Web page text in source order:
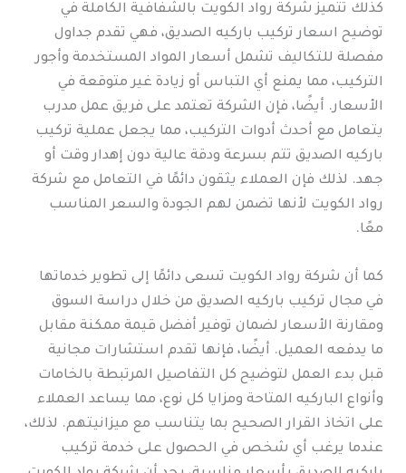
كذلك تتميز شركة رواد الكويت بالشفافية الكاملة في
توضيح اسعار تركيب باركيه الصديق، فهي تقدم جداول
مفصلة للتكاليف تشمل أسعار المواد المستخدمة وأجور
التركيب، مما يمنع أي التباس أو زيادة غير متوقعة في
الأسعار. أيضًا، فإن الشركة تعتمد على فريق عمل مدرب
يتعامل مع أحدث أدوات التركيب، مما يجعل عملية تركيب
باركيه الصديق تتم بسرعة ودقة عالية دون إهدار وقت أو
جهد. لذلك فإن العملاء يثقون دائمًا في التعامل مع شركة
رواد الكويت لأنها تضمن لهم الجودة والسعر المناسب
معًا.
كما أن شركة رواد الكويت تسعى دائمًا إلى تطوير خدماتها
في مجال تركيب باركيه الصديق من خلال دراسة السوق
ومقارنة الأسعار لضمان توفير أفضل قيمة ممكنة مقابل
ما يدفعه العميل. أيضًا، فإنها تقدم استشارات مجانية
قبل بدء العمل لتوضيح كل التفاصيل المرتبطة بالخامات
وأنواع الباركيه المتاحة ومزايا كل نوع، مما يساعد العملاء
على اتخاذ القرار الصحيح بما يتناسب مع ميزانيتهم. لذلك،
عندما يرغب أي شخص في الحصول على خدمة تركيب